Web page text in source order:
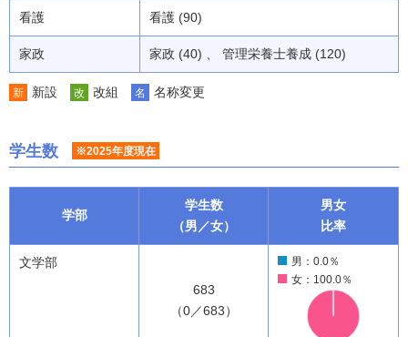
看護 看護 (90)
家政 家政 (40) 、 管理栄養士養成 (120)
新 新設 改 改組 名 名称変更
学生数 ※2025年度現在
学部
学生数
（男／女）
男女
比率
文学部
683
（0／683）
男：0.0％
女：100.0％